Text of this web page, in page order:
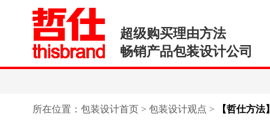
超级购买理由方法
畅销产品包装设计公司
所在位置： 包装设计首页> 包装设计观点 > 【哲仕方